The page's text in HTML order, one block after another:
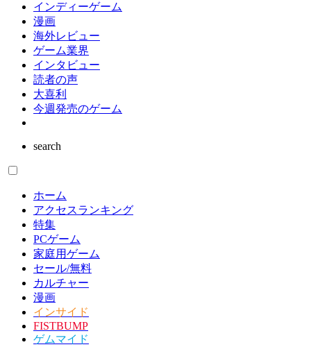
インディーゲーム
漫画
海外レビュー
ゲーム業界
インタビュー
読者の声
大喜利
今週発売のゲーム
search
ホーム
アクセスランキング
特集
PCゲーム
家庭用ゲーム
セール/無料
カルチャー
漫画
インサイド
FISTBUMP
ゲムマイド